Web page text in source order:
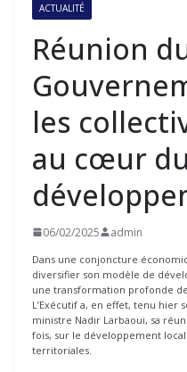
ACTUALITÉ
Réunion
les
au cœur du
06/02/2025 admin
Dans une conjoncture
diversifier son modèle de
une transformation profonde
L’Exécutif a, en effet, tenu hier
ministre Nadir Larbaoui, sa
fois, sur le développement
territoriales.